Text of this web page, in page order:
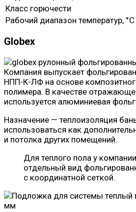
Класс горючести
Рабочий диапазон температур, °C
Globex
Компания выпускает
НПП-К-ЛФ на основе
полимера. В качестве
используется алюминиевая
Назначение — теплоизоляция
использоваться как
и потолка других помещений.
Для теплого пола у
отдельный вид
с координатной сеткой.